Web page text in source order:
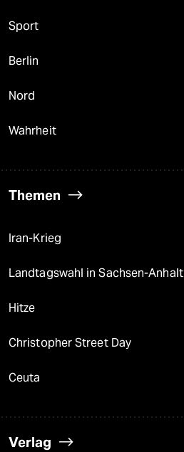
Sport
Berlin
Nord
Wahrheit
Themen
Iran-Krieg
Landtagswahl in Sachsen-Anhalt
Hitze
Christopher Street Day
Ceuta
Verlag